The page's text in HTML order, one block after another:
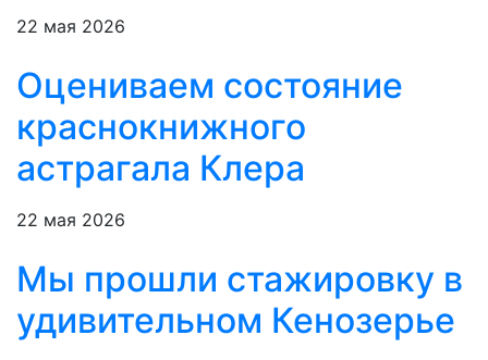
22 мая 2026
Оцениваем состояние
краснокнижного
астрагала Клера
22 мая 2026
Мы прошли стажировку в
удивительном Кенозерье